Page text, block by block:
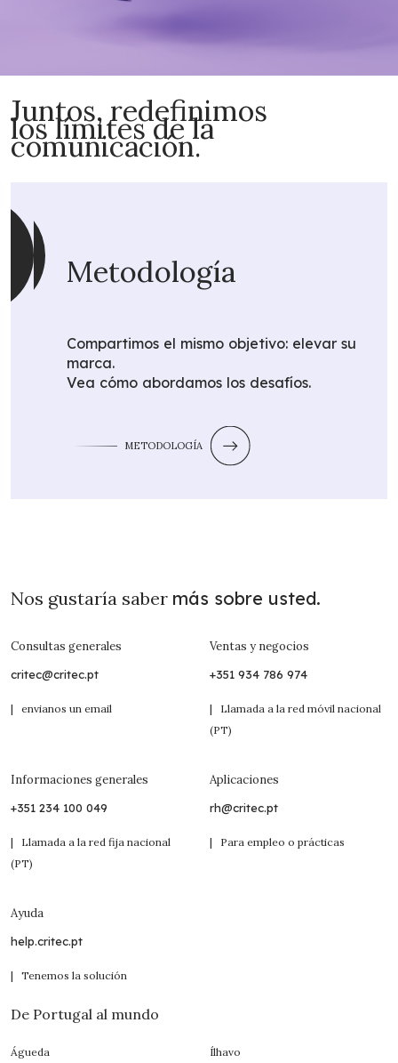
Juntos, redefinimos
los límites de la
comunicación.
Metodología
Compartimos el mismo objetivo: elevar su
marca.
Vea cómo abordamos los desafíos.
METODOLOGÍA
Nos gustaría saber más sobre usted.
Consultas generales
critec@critec.pt
| envianos un email
Ventas y negocios
+351 934 786 974
| Llamada a la red móvil nacional
(PT)
Informaciones generales
+351 234 100 049
| Llamada a la red fija nacional
(PT)
Aplicaciones
rh@critec.pt
| Para empleo o prácticas
Ayuda
help.critec.pt
| Tenemos la solución
De Portugal al mundo
Águeda
Ílhavo